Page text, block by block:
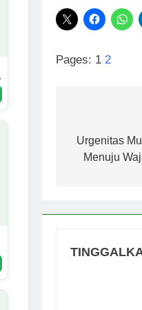
Pages: 1 2
pos
Urgenitas
Menuju